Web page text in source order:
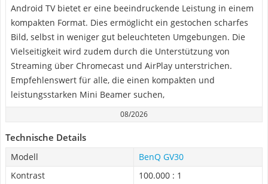
Android TV bietet er eine beeindruckende Leistung in einem
kompakten Format. Dies ermöglicht ein gestochen scharfes
Bild, selbst in weniger gut beleuchteten Umgebungen. Die
Vielseitigkeit wird zudem durch die Unterstützung von
Streaming über Chromecast und AirPlay unterstrichen.
Empfehlenswert für alle, die einen kompakten und
leistungsstarken Mini Beamer suchen,
08/2026
Technische Details
Modell
BenQ GV30
Kontrast
100.000 : 1